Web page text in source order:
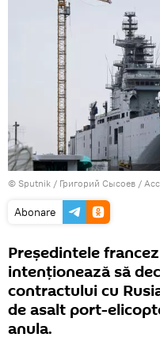
© Sputnik / Григорий Сысоев /
Abonare
Președintele
intenționează să
contractului cu
de asalt port-
anula.